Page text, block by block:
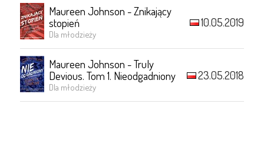
Maureen Johnson - Znikający
stopień
Dla młodzieży
10.05.2019
Maureen Johnson - Truly
Devious. Tom 1. Nieodgadniony
Dla młodzieży
23.05.2018